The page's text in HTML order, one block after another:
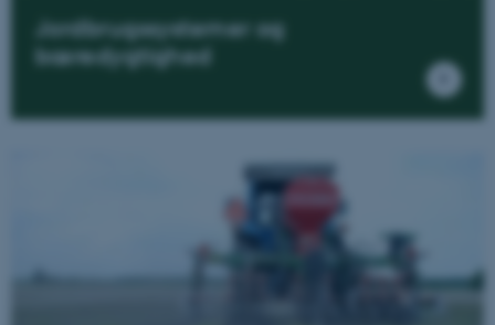
Jordbrugssystemer og
bæredygtighed